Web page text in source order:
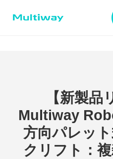
応用シーン
【新製品
Multiway
方向パレッ
クリフト：